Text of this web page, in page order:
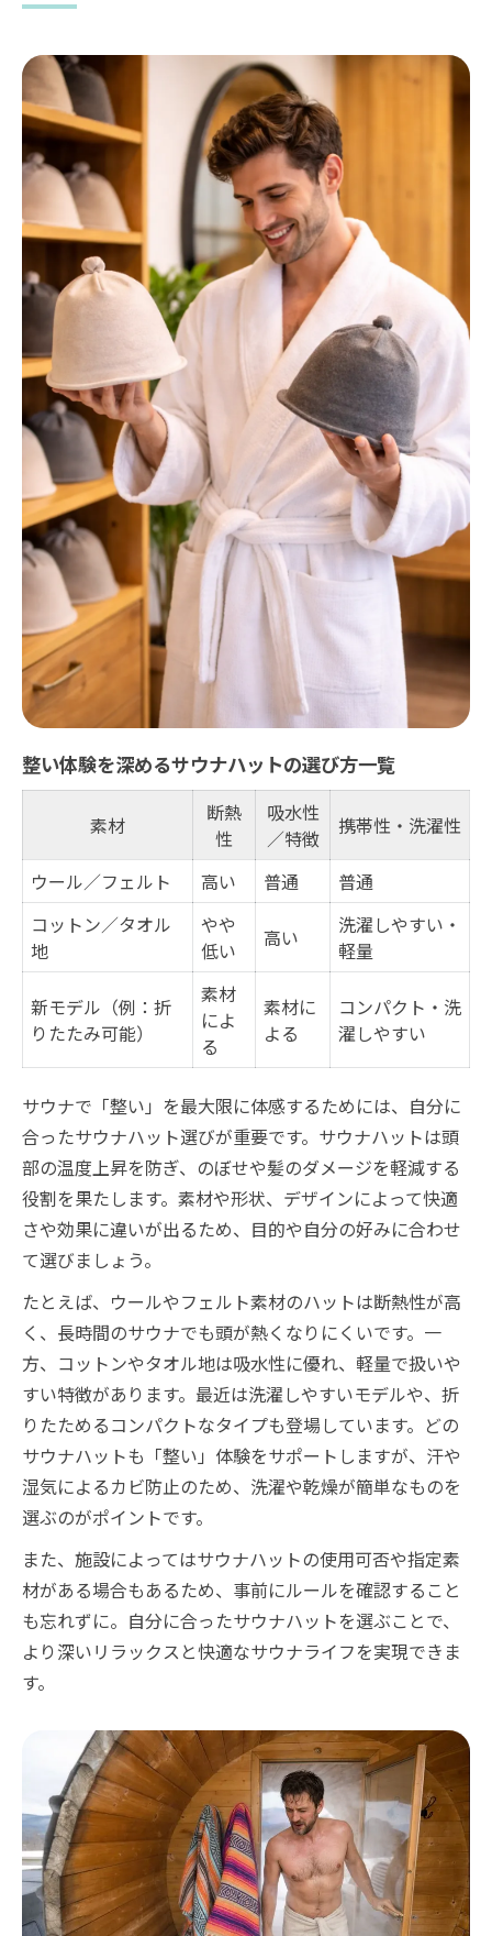
整いを最大化するサウナと外気浴の順番
サウナ3セットで疲れる原因と整い回復法
整いを損なわないサウナハットの使い分け
サウナハットは本当に意味ない？実体験で検証
整い効果の有無を比較した実体験まとめ
サウナハット意味ない説の真相を解明
実際に整いを感じた瞬間の違い
サウナハット不要派の意見と整い体験
ハット着用時の整い度合い実感レポート
恥ずかしさを超える整い効果の理由
整いを優先する人のためのハット着用メリ
ット表
サウナハット恥ずかしい問題の乗り越え方
整いを得るための心構えとハット活用
周囲の視線より整いを選ぶ理由
恥ずかしさ解消で整いを深めるコツ
サウナハットおすすめ素材の選び方と活用法
整いを左右するサウナハット素材別比較表
快適な整いを支える素材選びのコツ
洗いやすさで選ぶ整い向けサウナハット
整いに効くハットの通気性と保温性
岩盤浴でも整いを深めるサウナハット術
岩盤浴と整いサウナハットの相性チェック
表
整いを保つ岩盤浴でのハットの使い方
岩盤浴で整いを感じるためのコツ
整いを実感できるハットの選び方
岩盤浴とサウナハットの注意点まとめ
整い体験を深めるサウナハットの選び方一覧
素材
断熱
性
吸水性
／特徴
携帯性・洗濯性
ウール／フェルト 高い 普通
普通
コットン／タオル
地
やや
低い
高い
洗濯しやすい・
軽量
新モデル（例：折
りたたみ可能）
素材
によ
る
素材に
よる
コンパクト・洗
濯しやすい
サウナで「整い」を最大限に体感するためには、自分に
合ったサウナハット選びが重要です。サウナハットは頭
部の温度上昇を防ぎ、のぼせや髪のダメージを軽減する
役割を果たします。素材や形状、デザインによって快適
さや効果に違いが出るため、目的や自分の好みに合わせ
て選びましょう。
たとえば、ウールやフェルト素材のハットは断熱性が高
く、長時間のサウナでも頭が熱くなりにくいです。一
方、コットンやタオル地は吸水性に優れ、軽量で扱いや
すい特徴があります。最近は洗濯しやすいモデルや、折
りたためるコンパクトなタイプも登場しています。どの
サウナハットも「整い」体験をサポートしますが、汗や
湿気によるカビ防止のため、洗濯や乾燥が簡単なものを
選ぶのがポイントです。
また、施設によってはサウナハットの使用可否や指定素
材がある場合もあるため、事前にルールを確認すること
も忘れずに。自分に合ったサウナハットを選ぶことで、
より深いリラックスと快適なサウナライフを実現できま
す。